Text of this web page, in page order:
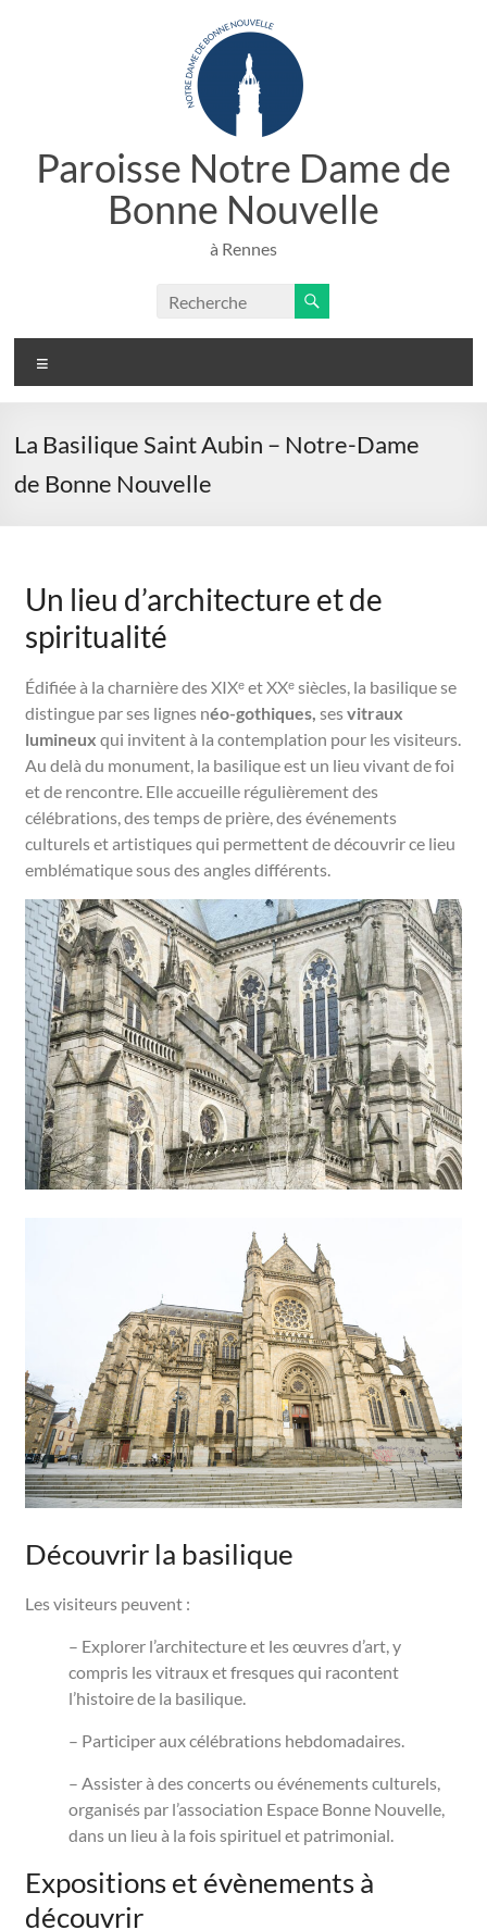
Paroisse Notre Dame de
Bonne Nouvelle
à Rennes
La Basilique Saint Aubin – Notre-Dame
de Bonne Nouvelle
Un lieu d’architecture et de
spiritualité
Édifiée à la charnière des XIXᵉ et XXᵉ siècles, la basilique se
distingue par ses lignes néo-gothiques, sesvitraux
lumineux qui invitent à la contemplation pour les visiteurs.
Au delà du monument, la basilique est un lieu vivant de foi
et de rencontre. Elle accueille régulièrement des
célébrations, des temps de prière, des événements
culturels et artistiques qui permettent de découvrir ce lieu
emblématique sous des angles différents.
Découvrir la basilique
Les visiteurs peuvent :
– Explorer l’architecture et les œuvres d’art, y
compris les vitraux et fresques qui racontent
l’histoire de la basilique.
– Participer aux célébrations hebdomadaires.
– Assister à des concerts ou événements culturels,
organisés par l’association Espace Bonne Nouvelle,
dans un lieu à la fois spirituel et patrimonial.
Expositions et évènements à
découvrir